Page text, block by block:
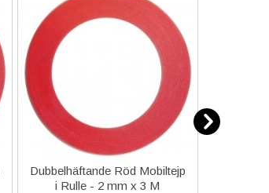
Dubbelhäftande Röd Mobiltejp
i Rulle - 2 mm x 3 M